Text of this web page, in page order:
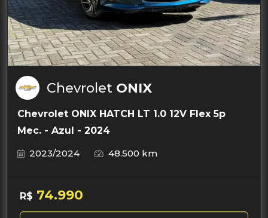
Chevrolet ONIX
Chevrolet ONIX HATCH LT 1.0 12V Flex 5p
Mec. - Azul - 2024
2023/2024
48.500 km
R$ 74.990